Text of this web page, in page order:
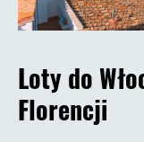
Loty do
Florencji